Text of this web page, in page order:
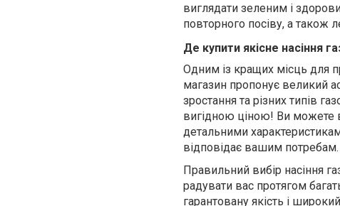
виглядати зеленим і
повторного посіву, а також
Де купити якісне насіння
Одним із кращих місць для
магазин пропонує великий
зростання та різних типів
вигідною ціною! Ви можете
детальними
відповідає вашим потребам.
Правильний вибір насіння
радувати вас протягом
гарантовану якість і